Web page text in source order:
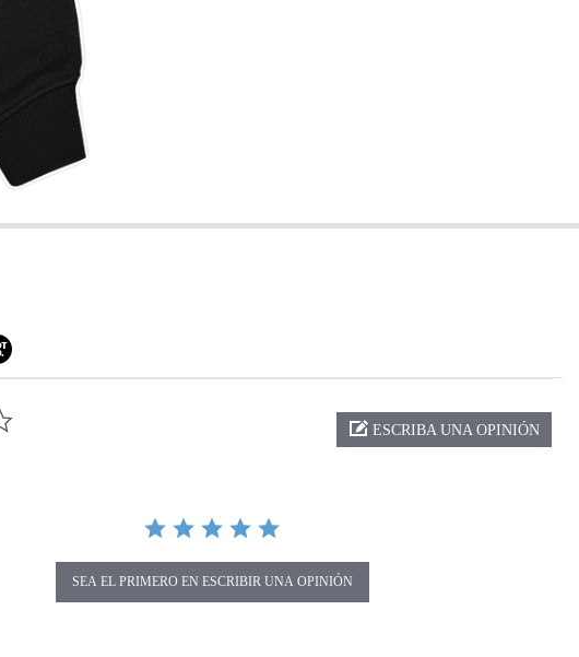
ESCRIBA UNA OPINIÓN
SEA EL PRIMERO EN ESCRIBIR UNA OPINIÓN